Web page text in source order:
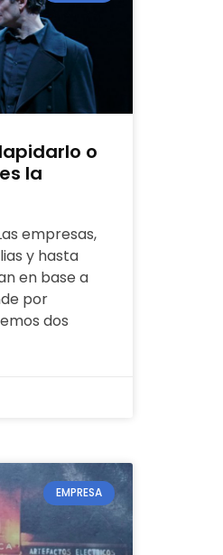
o
la
empresas,
y hasta
en base a
por
dos
EMPRESA